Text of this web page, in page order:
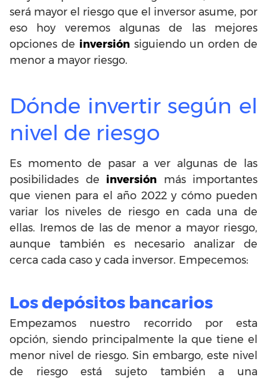
será mayor el riesgo que el inversor asume, por
eso hoy veremos algunas de las mejores
opciones de inversiónsiguiendo un orden de
menor a mayor riesgo.
Dónde invertir según el
nivel de riesgo
Es momento de pasar a ver algunas de las
posibilidades de inversión más importantes
que vienen para el año 2022 y cómo pueden
variar los niveles de riesgo en cada una de
ellas. Iremos de las de menor a mayor riesgo,
aunque también es necesario analizar de
cerca cada caso y cada inversor. Empecemos:
Los depósitos bancarios
Empezamos nuestro recorrido por esta
opción, siendo principalmente la que tiene el
menor nivel de riesgo. Sin embargo, este nivel
de riesgo está sujeto también a una